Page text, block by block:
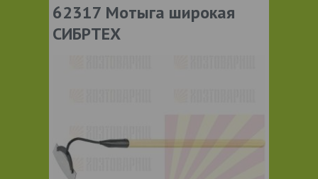
62317 Мотыга широкая
СИБРТЕХ